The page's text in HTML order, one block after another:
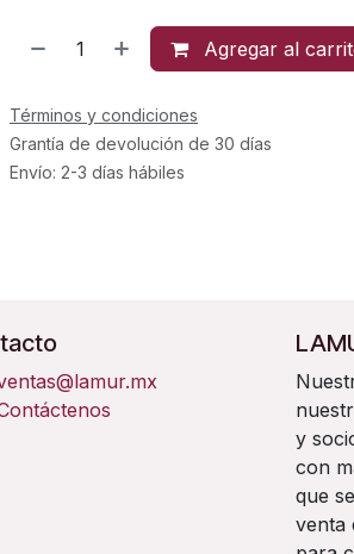
Agregar al
Términos y condiciones
Grantía de devolución de 30 días
Envío: 2-3 días hábiles
y
con
que
venta